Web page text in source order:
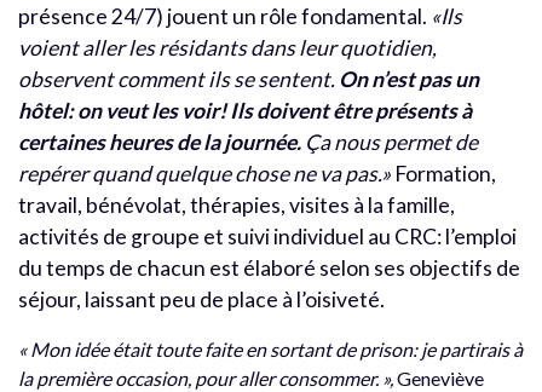
présence 24/7) jouent un rôle fondamental. «Ils
voient aller les résidants dans leur quotidien,
observent comment ils se sentent. On n’est pas un
hôtel: on veut les voir! Ils doivent être présents à
certaines heures de la journée. Ça nous permet de
repérer quand quelque chose ne va pas.» Formation,
travail, bénévolat, thérapies, visites à la famille,
activités de groupe et suivi individuel au CRC: l’emploi
du temps de chacun est élaboré selon ses objectifs de
séjour, laissant peu de place à l’oisiveté.
« Mon idée était toute faite en sortant de prison: je partirais à
la première occasion, pour aller consommer. »,Geneviève